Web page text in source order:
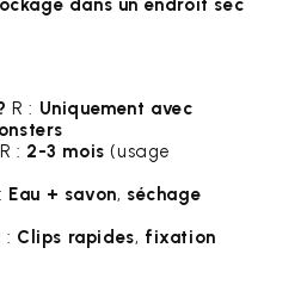
dans un endroit sec
R : Uniquement avec
R : 2-3 mois (usage
Eau + savon, séchage
: Clips rapides, fixation